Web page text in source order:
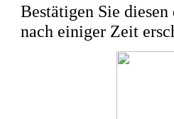
Bestätigen Sie
nach einiger Zeit